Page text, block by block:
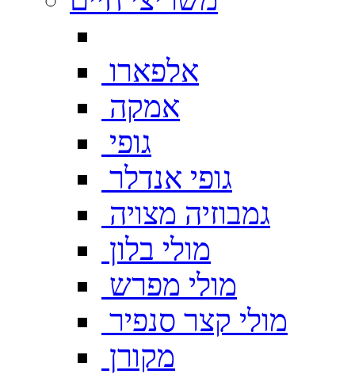
אלפארו
אמקה
גופי
גופי אנדלר
גמבוזיה מצויה
מולי בלון
מולי מפרש
מולי קצר סנפיר
מקורן